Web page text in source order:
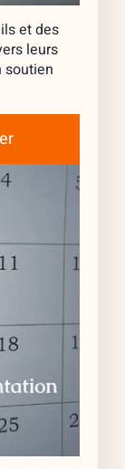
et des
leurs
soutien